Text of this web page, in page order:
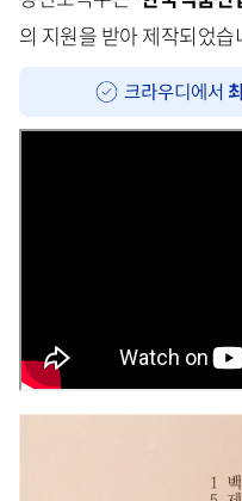
의 지원을 받아 제작되었습